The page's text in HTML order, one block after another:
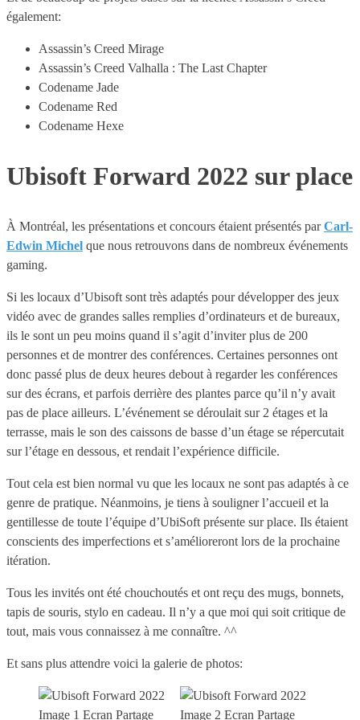
également:
Assassin’s Creed Mirage
Assassin’s Creed Valhalla : The Last Chapter
Codename Jade
Codename Red
Codename Hexe
Ubisoft Forward 2022 sur place
À Montréal, les présentations et concours étaient présentés parCarl-
Edwin Michel que nous retrouvons dans de nombreux événements
gaming.
Si les locaux d’Ubisoft sont très adaptés pour développer des jeux
vidéo avec de grandes salles remplies d’ordinateurs et de bureaux,
ils le sont un peu moins quand il s’agit d’inviter plus de 200
personnes et de montrer des conférences. Certaines personnes ont
donc passé plus de deux heures debout à regarder les conférences
sur des écrans, et parfois derrière des plantes parce qu’il n’y avait
pas de place ailleurs. L’événement se déroulait sur 2 étages et la
terrasse, mais le son des caissons de basse d’un étage se répercutait
sur l’étage en dessous, et rendait l’expérience difficile.
Tout cela est bien normal vu que les locaux ne sont pas adaptés à ce
genre de pratique. Néanmoins, je tiens à souligner l’accueil et la
gentillesse de toute l’équipe d’UbiSoft présente sur place. Ils étaient
conscients des imperfections et s’amélioreront lors de la prochaine
itération.
Tous les invités ont été chouchoutés et ont reçu des mugs, bonnets,
tapis de souris, stylo en cadeau. Il n’y a que moi qui soit critique de
tout, mais vous connaissez à me connaître. ^^
Et sans plus attendre voici la galerie de photos: